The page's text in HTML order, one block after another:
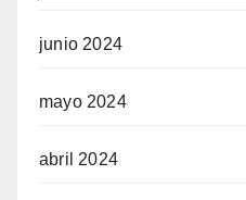
junio 2024
mayo 2024
abril 2024